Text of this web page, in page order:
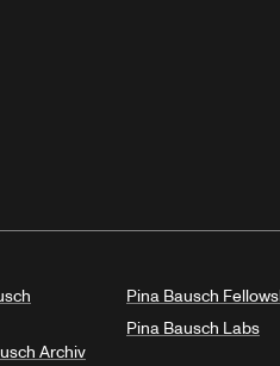
Archiv
Pina Bausch
Pina Bausch Labs